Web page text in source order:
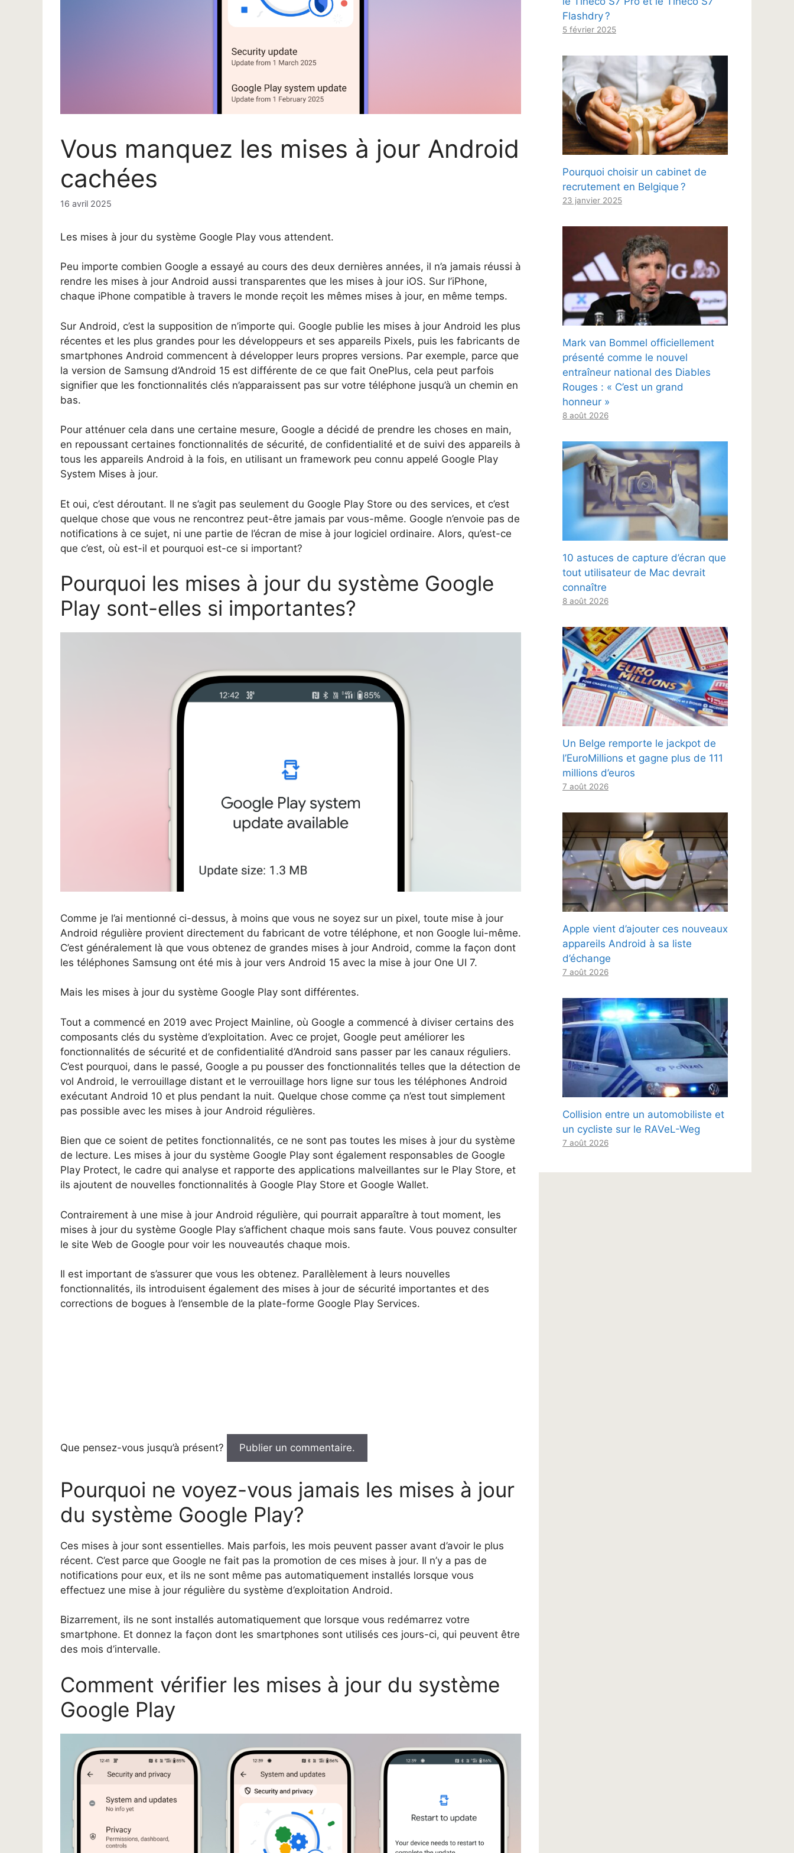
Vous manquez les mises à jour Android
cachées
16 avril 2025
Les mises à jour du système Google Play vous attendent.
Peu importe combien Google a essayé au cours des deux dernières années, il n’a jamais réussi à
rendre les mises à jour Android aussi transparentes que les mises à jour iOS. Sur l’iPhone,
chaque iPhone compatible à travers le monde reçoit les mêmes mises à jour, en même temps.
Sur Android, c’est la supposition de n’importe qui. Google publie les mises à jour Android les plus
récentes et les plus grandes pour les développeurs et ses appareils Pixels, puis les fabricants de
smartphones Android commencent à développer leurs propres versions. Par exemple, parce que
la version de Samsung d’Android 15 est différente de ce que fait OnePlus, cela peut parfois
signifier que les fonctionnalités clés n’apparaissent pas sur votre téléphone jusqu’à un chemin en
bas.
Pour atténuer cela dans une certaine mesure, Google a décidé de prendre les choses en main,
en repoussant certaines fonctionnalités de sécurité, de confidentialité et de suivi des appareils à
tous les appareils Android à la fois, en utilisant un framework peu connu appelé Google Play
System Mises à jour.
Et oui, c’est déroutant. Il ne s’agit pas seulement du Google Play Store ou des services, et c’est
quelque chose que vous ne rencontrez peut-être jamais par vous-même. Google n’envoie pas de
notifications à ce sujet, ni une partie de l’écran de mise à jour logiciel ordinaire. Alors, qu’est-ce
que c’est, où est-il et pourquoi est-ce si important?
Pourquoi les mises à jour du système Google
Play sont-elles si importantes?
Comme je l’ai mentionné ci-dessus, à moins que vous ne soyez sur un pixel, toute mise à jour
Android régulière provient directement du fabricant de votre téléphone, et non Google lui-même.
C’est généralement là que vous obtenez de grandes mises à jour Android, comme la façon dont
les téléphones Samsung ont été mis à jour vers Android 15 avec la mise à jour One UI 7.
Mais les mises à jour du système Google Play sont différentes.
Tout a commencé en 2019 avec Project Mainline, où Google a commencé à diviser certains des
composants clés du système d’exploitation. Avec ce projet, Google peut améliorer les
fonctionnalités de sécurité et de confidentialité d’Android sans passer par les canaux réguliers.
C’est pourquoi, dans le passé, Google a pu pousser des fonctionnalités telles que la détection de
vol Android, le verrouillage distant et le verrouillage hors ligne sur tous les téléphones Android
exécutant Android 10 et plus pendant la nuit. Quelque chose comme ça n’est tout simplement
pas possible avec les mises à jour Android régulières.
Bien que ce soient de petites fonctionnalités, ce ne sont pas toutes les mises à jour du système
de lecture. Les mises à jour du système Google Play sont également responsables de Google
Play Protect, le cadre qui analyse et rapporte des applications malveillantes sur le Play Store, et
ils ajoutent de nouvelles fonctionnalités à Google Play Store et Google Wallet.
Contrairement à une mise à jour Android régulière, qui pourrait apparaître à tout moment, les
mises à jour du système Google Play s’affichent chaque mois sans faute. Vous pouvez consulter
le site Web de Google pour voir les nouveautés chaque mois.
Il est important de s’assurer que vous les obtenez. Parallèlement à leurs nouvelles
fonctionnalités, ils introduisent également des mises à jour de sécurité importantes et des
corrections de bogues à l’ensemble de la plate-forme Google Play Services.
Que pensez-vous jusqu’à présent? Publier un commentaire.
Pourquoi ne voyez-vous jamais les mises à jour
du système Google Play?
Ces mises à jour sont essentielles. Mais parfois, les mois peuvent passer avant d’avoir le plus
récent. C’est parce que Google ne fait pas la promotion de ces mises à jour. Il n’y a pas de
notifications pour eux, et ils ne sont même pas automatiquement installés lorsque vous
effectuez une mise à jour régulière du système d’exploitation Android.
Bizarrement, ils ne sont installés automatiquement que lorsque vous redémarrez votre
smartphone. Et donnez la façon dont les smartphones sont utilisés ces jours-ci, qui peuvent être
des mois d’intervalle.
Comment vérifier les mises à jour du système
Google Play
Flashdry ?
5 février 2025
Pourquoi choisir un cabinet de
recrutement en Belgique ?
23 janvier 2025
Mark van Bommel officiellement
présenté comme le nouvel
entraîneur national des Diables
Rouges : « C’est un grand
honneur »
8 août 2026
10 astuces de capture d’écran que
tout utilisateur de Mac devrait
connaître
8 août 2026
Un Belge remporte le jackpot de
l’EuroMillions et gagne plus de 111
millions d’euros
7 août 2026
Apple vient d’ajouter ces nouveaux
appareils Android à sa liste
d’échange
7 août 2026
Collision entre un automobiliste et
un cycliste sur le RAVeL-Weg
7 août 2026